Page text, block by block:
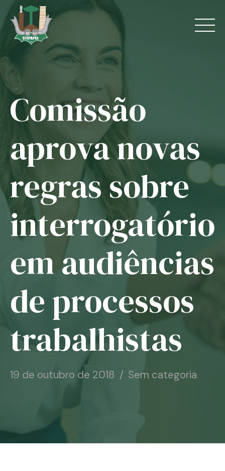
to
content
Home
Jurídico
Convênios
Guias
Notícias
Associe-se
Comissão
aprova novas
regras sobre
interrogatório
em audiências
de processos
trabalhistas
19 de outubro de 2018 Sem categoria